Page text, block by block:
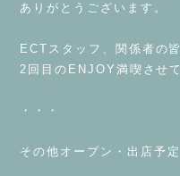
ありがとうございます。
ECTスタッフ、関係者の
2回目のENJOY満喫させ
・・・
その他オープン・出店予定